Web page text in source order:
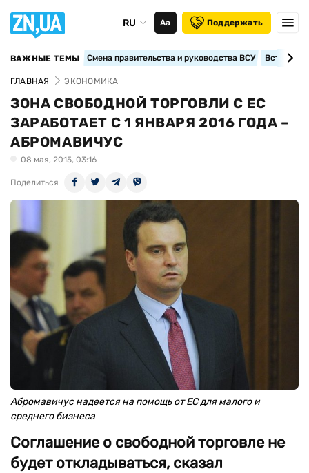
RU Аа Поддержать
ВАЖНЫЕ ТЕМЫ Смена правительства и руководства ВСУ
ГЛАВНАЯ ЭКОНОМИКА
ЗОНА СВОБОДНОЙ ТОРГОВЛИ С ЕС
ЗАРАБОТАЕТ С 1 ЯНВАРЯ 2016 ГОДА –
АБРОМАВИЧУС
08 мая, 2015, 03:16
Поделиться
Абромавичус надеется на помощь от ЕС для малого и
среднего бизнеса
Соглашение о свободной торговле не
будет откладываться, сказал